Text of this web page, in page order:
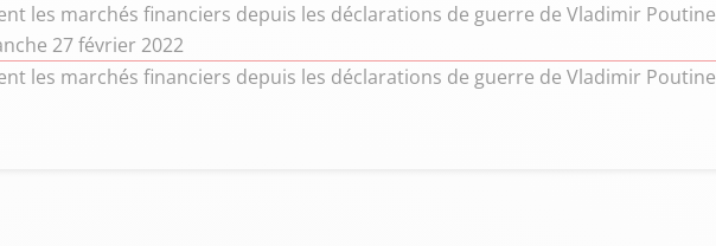
les marchés financiers depuis les déclarations de guerre de Vladimir Poutine
27 février 2022
les marchés financiers depuis les déclarations de guerre de Vladimir Poutine